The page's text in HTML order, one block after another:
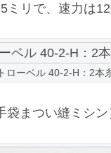
リで、速力は
ローベル 40-2-H：2本
まつい縫ミシン